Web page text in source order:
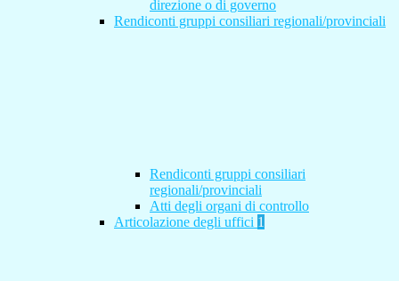
direzione o di governo
Rendiconti gruppi consiliari regionali/provinciali
Rendiconti gruppi consiliari
regionali/provinciali
Atti degli organi di controllo
Articolazione degli uffici 1